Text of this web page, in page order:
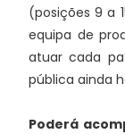
(posições 9 a
equipa de
atuar cada
pública ainda
Poderá